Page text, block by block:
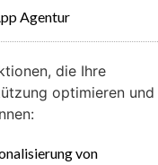
Agentur
von